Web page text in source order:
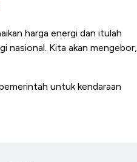
harga energi dan itulah
nasional. Kita akan mengebor,
untuk kendaraan